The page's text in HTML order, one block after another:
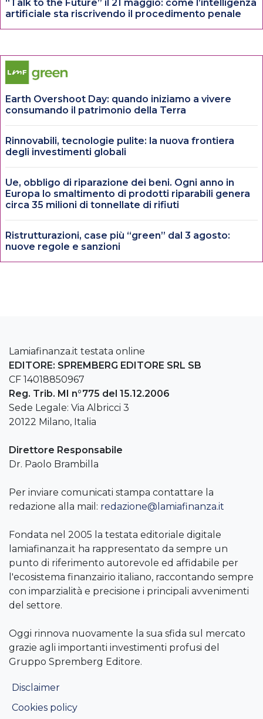
“Talk to the Future” il 21 maggio: come l’intelligenza
artificiale sta riscrivendo il procedimento penale
Earth Overshoot Day: quando iniziamo a vivere
consumando il patrimonio della Terra
Rinnovabili, tecnologie pulite: la nuova frontiera
degli investimenti globali
Ue, obbligo di riparazione dei beni. Ogni anno in
Europa lo smaltimento di prodotti riparabili genera
circa 35 milioni di tonnellate di rifiuti
Ristrutturazioni, case più “green” dal 3 agosto:
nuove regole e sanzioni
Lamiafinanza.it testata online
EDITORE: SPREMBERG EDITORE SRL SB
CF 14018850967
Reg. Trib. MI n°775 del 15.12.2006
Sede Legale: Via Albricci 3
20122 Milano, Italia
Direttore Responsabile
Dr. Paolo Brambilla
Per inviare comunicati stampa contattare la
redazione alla mail: redazione@lamiafinanza.it
Fondata nel 2005 la testata editoriale digitale
lamiafinanza.it ha rappresentato da sempre un
punto di riferimento autorevole ed affidabile per
l'ecosistema finanzairio italiano, raccontando sempre
con imparzialità e precisione i principali avvenimenti
del settore.
Oggi rinnova nuovamente la sua sfida sul mercato
grazie agli importanti investimenti profusi del
Gruppo Spremberg Editore.
Disclaimer
Cookies policy